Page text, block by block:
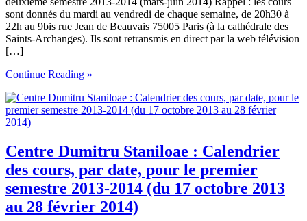
sont donnés du mardi au vendredi de chaque semaine, de 20h30 à
22h au 9bis rue Jean de Beauvais 75005 Paris (à la cathédrale des
Saints-Archanges). Ils sont retransmis en direct par la web télévision
[…]
Continue Reading »
Centre Dumitru Staniloae : Calendrier
des cours, par date, pour le premier
semestre 2013-2014 (du 17 octobre 2013
au 28 février 2014)